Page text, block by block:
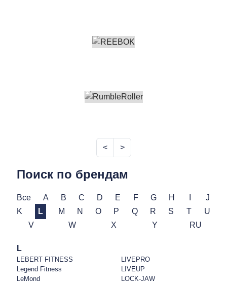
< >
Поиск по брендам
Все A B C D E F G H
J
K
L M N O P Q R S T
U
V
W X Y RU
L
LEBERT FITNESS
Legend Fitness
LeMond
LIVEPRO
LIVEUP
LOCK-JAW